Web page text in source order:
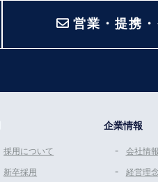
営業・提携
採用について
新卒採用
企業情報
会社情報
経営理念